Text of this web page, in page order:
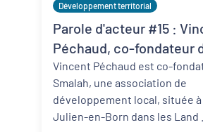
Développement territorial
Parole d'acteur #15 :
Péchaud, co-fondateur
Smalah (40)
Vincent Péchaud est co-
Smalah, une association de
développement local, située